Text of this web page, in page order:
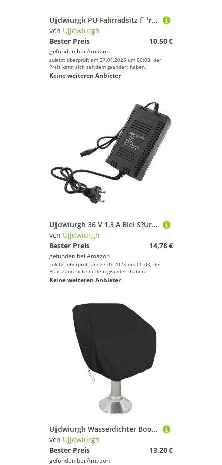
Ujjdwiurgh PU-Fahrradsitz f¨¹r Kinder, Sicherer Schwarzer Fahrradsattel mit Handlauf und Hinterem Kindersitz
von Ujjdwiurgh
Bester Preis
10,50 €
gefunden bei Amazon
zuletzt überprüft am 27.09.2025 um 00:03; der
Preis kann sich seitdem geändert haben.
Keine weiteren Anbieter
Ujjdwiurgh 36 V 1,8 A Blei S?Ure Ladeger?T Rollstuhl Ladeger?T Golfwagen Ladeger?T Fahrrad Roller Netzteil EU Stecker
von Ujjdwiurgh
Bester Preis
14,78 €
gefunden bei Amazon
zuletzt überprüft am 27.09.2025 um 00:03; der
Preis kann sich seitdem geändert haben.
Keine weiteren Anbieter
Ujjdwiurgh Wasserdichter Bootssitzbezug Aus 420D Oxford-Gewebe, Yachtsitzschutz f¨¹r Den Au?enbereich, Sonnenschutz, Staubdichter Pontonstuhlbezug
von Ujjdwiurgh
Bester Preis
13,20 €
gefunden bei Amazon